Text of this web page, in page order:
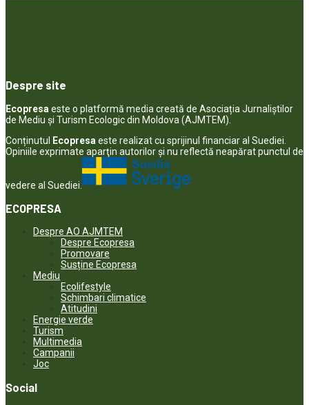
Despre site
Ecopresa este o platformă media creată de Asociația Jurnaliștilor
de Mediu și Turism Ecologic din Moldova (AJMTEM).
Conținutul Ecopresa este realizat cu sprijinul financiar al Suediei.
Opiniile exprimate aparţin autorilor şi nu reflectă neapărat punctul de
vedere al Suediei.
ECOPRESA
Despre AO AJMTEM
Despre Ecopresa
Promovare
Susține Ecopresa
Mediu
Ecolifestyle
Schimbari climatice
Atitudini
Energie verde
Turism
Multimedia
Campanii
Joc
Social